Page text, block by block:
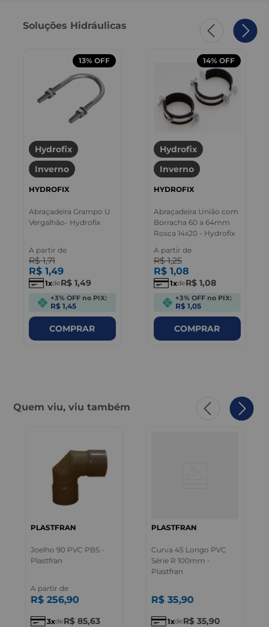
Soluções Hidráulicas
13% OFF
Hydrofix
Inverno
HYDROFIX
Abraçadeira Grampo U
Vergalhão- Hydrofix
A partir de
R$ 1,71
R$ 1,49
1 deR$ 1,49
+3% OFF no PIX:
R$ 1,45
COMPRAR
14% OFF
Hydrofix
Inverno
HYDROFIX
Abraçadeira União com
Borracha 60 a 64mm
Rosca 14x20 - Hydrofix
A partir de
R$ 1,25
R$ 1,08
1 deR$ 1,08
+3% OFF no PIX:
R$ 1,05
COMPRAR
Quem viu, viu também
PLASTFRAN
Joelho 90 PVC PBS -
Plastfran
A partir de
R$ 256,90
3 deR$ 85,63
PLASTFRAN
Curva 45 Longo PVC
Série R 100mm -
Plastfran
R$ 35,90
1 deR$ 35,90